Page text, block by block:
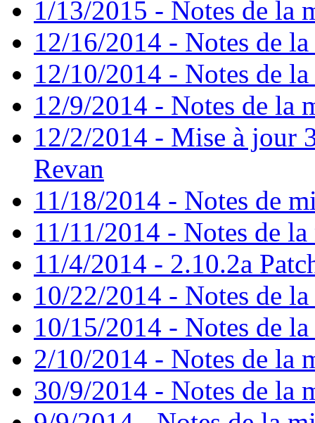
1/13/2015 - Notes de la
12/16/2014 - Notes de
12/10/2014 - Notes de
12/9/2014 - Notes de la
12/2/2014 - Mise à jour
Revan
11/18/2014 - Notes de
11/11/2014 - Notes de
11/4/2014 - 2.10.2a
10/22/2014 - Notes de
10/15/2014 - Notes de
2/10/2014 - Notes de la
30/9/2014 - Notes de la